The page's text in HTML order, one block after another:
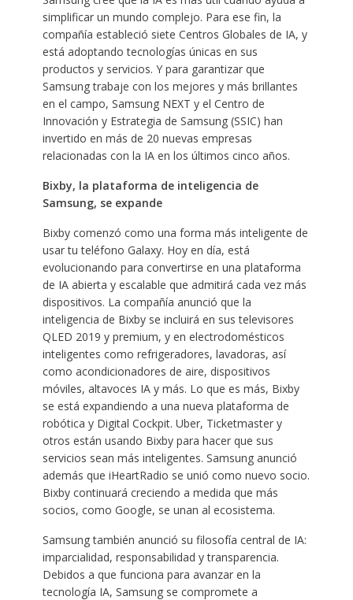
simplificar un mundo complejo. Para ese fin, la
compañía estableció siete Centros Globales de IA, y
está adoptando tecnologías únicas en sus
productos y servicios. Y para garantizar que
Samsung trabaje con los mejores y más brillantes
en el campo, Samsung NEXT y el Centro de
Innovación y Estrategia de Samsung (SSIC) han
invertido en más de 20 nuevas empresas
relacionadas con la IA en los últimos cinco años.
Bixby, la plataforma de inteligencia de
Samsung, se expande
Bixby comenzó como una forma más inteligente de
usar tu teléfono Galaxy. Hoy en día, está
evolucionando para convertirse en una plataforma
de IA abierta y escalable que admitirá cada vez más
dispositivos. La compañía anunció que la
inteligencia de Bixby se incluirá en sus televisores
QLED 2019 y premium, y en electrodomésticos
inteligentes como refrigeradores, lavadoras, así
como acondicionadores de aire, dispositivos
móviles, altavoces IA y más. Lo que es más, Bixby
se está expandiendo a una nueva plataforma de
robótica y Digital Cockpit. Uber, Ticketmaster y
otros están usando Bixby para hacer que sus
servicios sean más inteligentes. Samsung anunció
además que iHeartRadio se unió como nuevo socio.
Bixby continuará creciendo a medida que más
socios, como Google, se unan al ecosistema.
Samsung también anunció su filosofía central de IA:
imparcialidad, responsabilidad y transparencia.
Debidos a que funciona para avanzar en la
tecnología IA, Samsung se compromete a